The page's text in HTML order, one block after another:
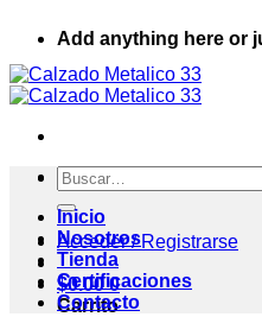
contenido
Add anything here or
Buscar
por:
Acceder / Registrarse
$0.00 0
Carrito
Inicio
Nosotros
Tienda
Certificaciones
Contacto